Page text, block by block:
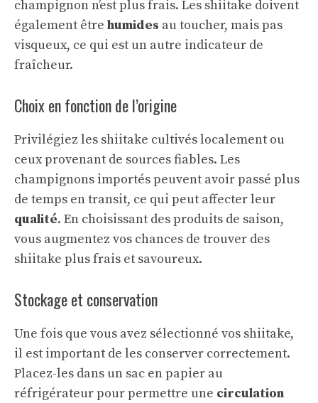
champignon n’est plus frais. Les shiitake doivent
également être humides au toucher, mais pas
visqueux, ce qui est un autre indicateur de
fraîcheur.
Choix en fonction de l’origine
Privilégiez les shiitake cultivés localement ou
ceux provenant de sources fiables. Les
champignons importés peuvent avoir passé plus
de temps en transit, ce qui peut affecter leur
qualité. En choisissant des produits de saison,
vous augmentez vos chances de trouver des
shiitake plus frais et savoureux.
Stockage et conservation
Une fois que vous avez sélectionné vos shiitake,
il est important de les conserver correctement.
Placez-les dans un sac en papier au
réfrigérateur pour permettre une circulation